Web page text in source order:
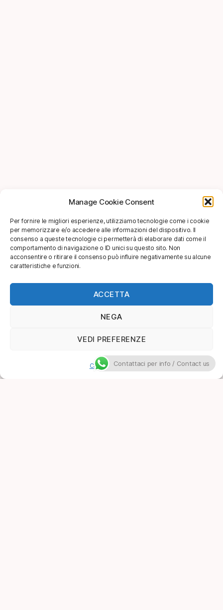
Manage Cookie Consent
Per fornire le migliori esperienze, utilizziamo tecnologie come i cookie
per memorizzare e/o accedere alle informazioni del dispositivo. Il
consenso a queste tecnologie ci permetterà di elaborare dati come il
comportamento di navigazione o ID unici su questo sito. Non
acconsentire o ritirare il consenso può influire negativamente su alcune
caratteristiche e funzioni.
ACCETTA
NEGA
VEDI PREFERENZE
Cookie PolicyContattaci per info / Contact us